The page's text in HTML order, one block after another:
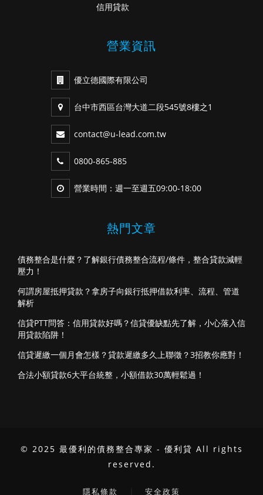
信用貸款
營業資訊
優立德國際有限公司
台中市西區台灣大道二段545號8樓之1
contact@u-lead.com.tw
0800-865-885
營業時間：週一至週五09:00-18:00
熱門文章
債務整合是什麼？了解銀行債務整合流程/條件，整合貸款減輕
壓力！
何謂房屋抵押貸款？拿房子向銀行抵押借款利率、流程、管道
解析
信貸PTT問答：信用貸款好嗎？信貸優缺點先了解，小心落入信
用貸款陷阱！
信貸遲繳一個月會怎樣？貸款遲繳多久上聯徵？3招教你應對！
合法小額貸款6大平台統整，小額借款30萬輕鬆過！
© 2025 最優利的債務整合專家 - 優利貸 All rights
reserved.
隱私條款 安全政策